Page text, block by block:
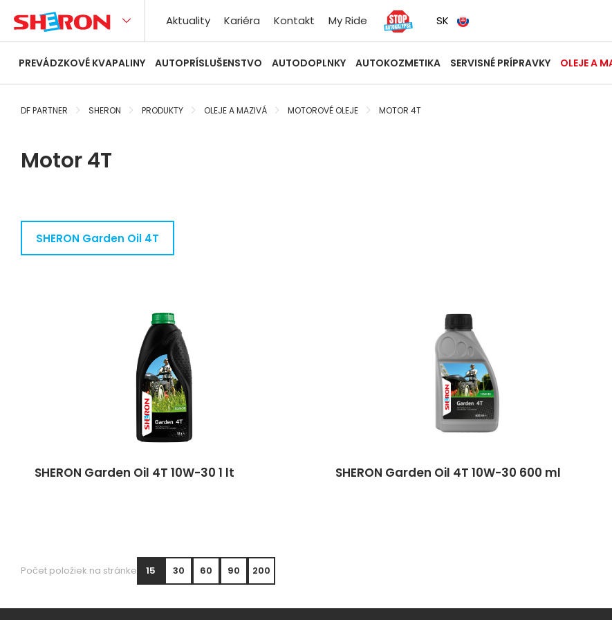
Aktuality Kariéra Kontakt My Ride SK
PREVÁDZKOVÉ KVAPALINY AUTOPRÍSLUŠENSTVO AUTODOPLNKY AUTOKOZMETIKA SERVISNÉ PRÍPRAVKY OLEJE A
DF PARTNER SHERON PRODUKTY OLEJE A MAZIVÁ MOTOROVÉ OLEJE MOTOR 4T
Motor 4T
SHERON Garden Oil 4T
SHERON Garden Oil 4T 10W-30 1 lt SHERON Garden Oil 4T 10W-30 600 ml
Počet položiek na stránke 15 30 60 90 200